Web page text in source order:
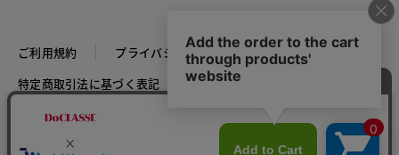
ご利用規約
プライバシーポリシー
特定商取引法に基づく表記
推奨環境
COPYRIGHT © DoCLASSE ALL RIGHTS RESERVED.